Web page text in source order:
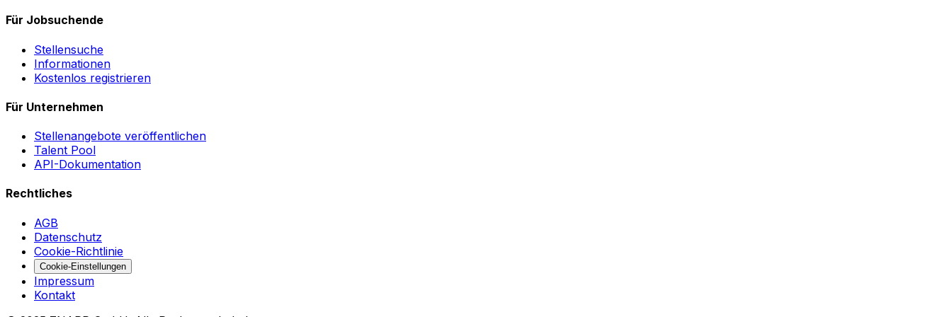
Für Jobsuchende
Stellensuche
Informationen
Kostenlos registrieren
Für Unternehmen
Stellenangebote veröffentlichen
Talent Pool
API-Dokumentation
Rechtliches
AGB
Datenschutz
Cookie-Richtlinie
Cookie-Einstellungen
Impressum
Kontakt